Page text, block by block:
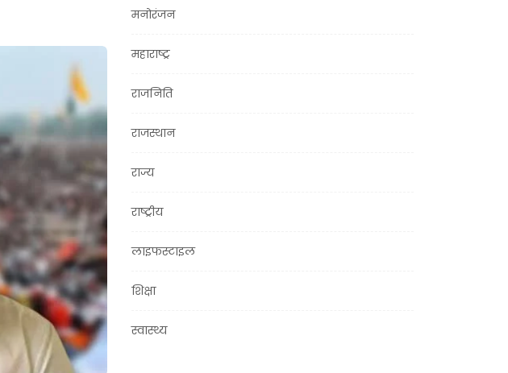
मनोरंजन
महाराष्ट्र
राजनिति
राजस्थान
राज्य
राष्ट्रीय
लाइफस्टाइल
शिक्षा
स्वास्थ्य